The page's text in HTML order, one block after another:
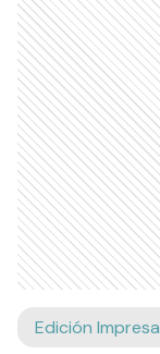
Edición Impresa